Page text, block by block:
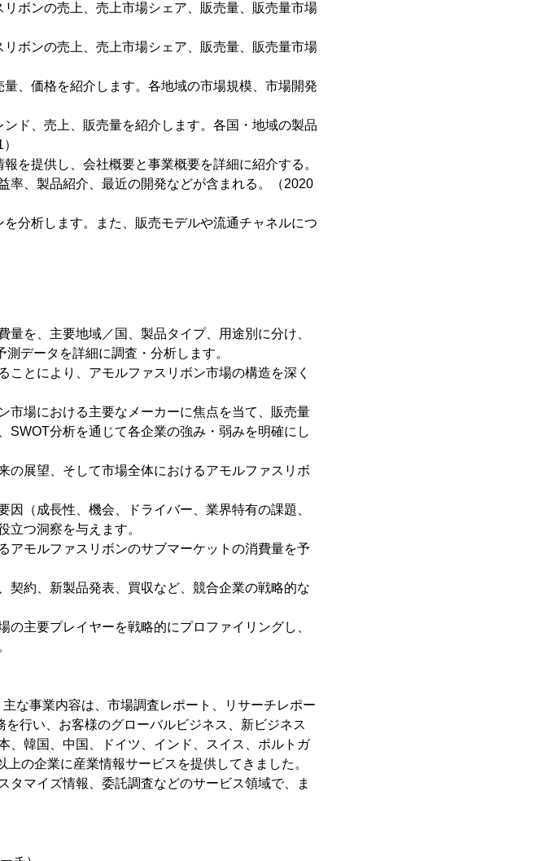
ボンの売上、売上市場シェア、販売量、販売量市場
ボンの売上、売上市場シェア、販売量、販売量市場
、価格を紹介します。各地域の市場規模、市場開発
ド、売上、販売量を紹介します。各国・地域の製品
を提供し、会社概要と事業概要を詳細に紹介する。
率、製品紹介、最近の開発などが含まれる。（2020
分析します。また、販売モデルや流通チャネルにつ
を、主要地域／国、製品タイプ、用途別に分け、
データを詳細に調査・分析します。
とにより、アモルファスリボン市場の構造を深く
市場における主要なメーカーに焦点を当て、販売量
SWOT分析を通じて各企業の強み・弱みを明確にし
の展望、そして市場全体におけるアモルファスリボ
（成長性、機会、ドライバー、業界特有の課題、
立つ洞察を与えます。
アモルファスリボンのサブマーケットの消費量を予
契約、新製品発表、買収など、競合企業の戦略的な
主要プレイヤーを戦略的にプロファイリングし、
な事業内容は、市場調査レポート、リサーチレポー
行い、お客様のグローバルビジネス、新ビジネス
、韓国、中国、ドイツ、インド、スイス、ポルトガ
の企業に産業情報サービスを提供してきました。
マイズ情報、委託調査などのサービス領域で、ま